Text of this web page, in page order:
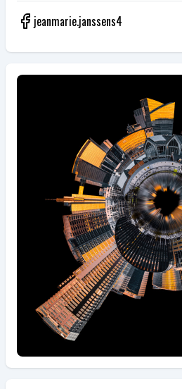
jeanmarie.janssens4